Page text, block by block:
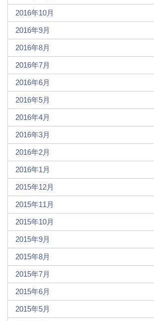
2016年10月
2016年9月
2016年8月
2016年7月
2016年6月
2016年5月
2016年4月
2016年3月
2016年2月
2016年1月
2015年12月
2015年11月
2015年10月
2015年9月
2015年8月
2015年7月
2015年6月
2015年5月